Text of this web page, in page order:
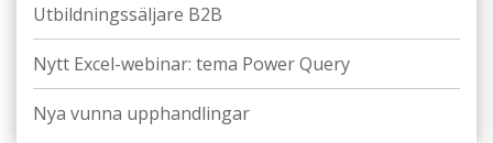
Utbildningssäljare B2B
Nytt Excel-webinar: tema Power Query
Nya vunna upphandlingar